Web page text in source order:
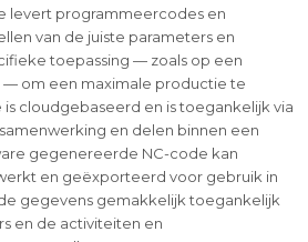
levert programmeercodes en
van de juiste parameters en
toepassing — zoals op een
om een maximale productie te
cloudgebaseerd en is toegankelijk via
en delen binnen een
gegenereerde NC-code kan
en geëxporteerd voor gebruik in
gegevens gemakkelijk toegankelijk
en de activiteiten en